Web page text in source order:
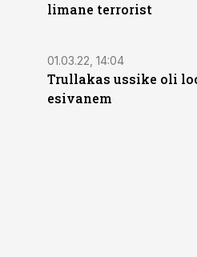
limane terrorist
01.03.22, 14:04
Trullakas ussike oli
esivanem